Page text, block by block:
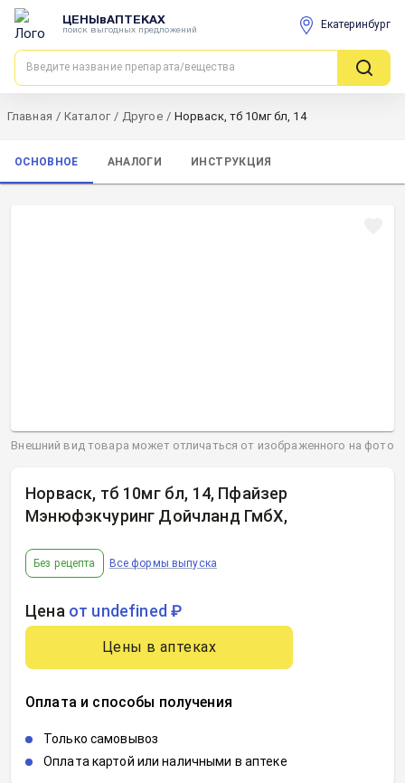
ЦЕНЫвАПТЕКАХ
поиск выгодных предложений Екатеринбург
Главная / Каталог / Другое / Норваск, тб 10мг бл, 14
ОСНОВНОЕ АНАЛОГИ ИНСТРУКЦИЯ
Норваск, тб 10мг бл, 14, Пфайзер
Мэнюфэкчуринг Дойчланд ГмбХ,
Без рецепта Все формы выпуска
Цена от undefined ₽
Цены в аптеках
Оплата и способы получения
Только самовывоз
Оплата картой или наличными в аптеке
Внешний вид товара может отличаться от изображенного на фото